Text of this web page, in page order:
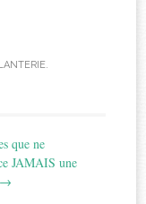
.
que ne
JAMAIS une
→